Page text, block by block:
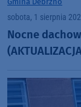
sobota, 1 sierpnia
Nocne